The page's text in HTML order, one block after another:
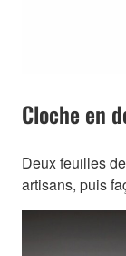
Cloche en
Deux feuilles
artisans, puis